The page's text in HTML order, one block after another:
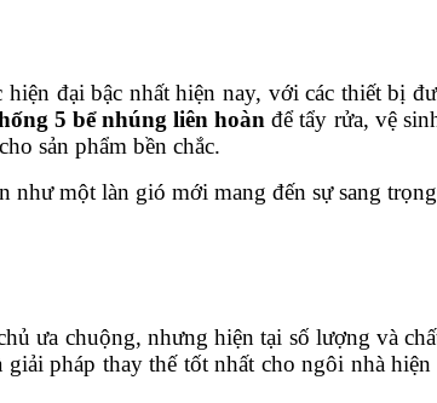
đại bậc nhất hiện nay, với các thiết bị
5 bể nhúng liên hoàn để tẩy rửa, vệ
sản phẩm bền chắc.
một làn gió mới mang đến sự sang
ưa chuộng, nhưng hiện tại số lượng và
pháp thay thế tốt nhất cho ngôi nhà